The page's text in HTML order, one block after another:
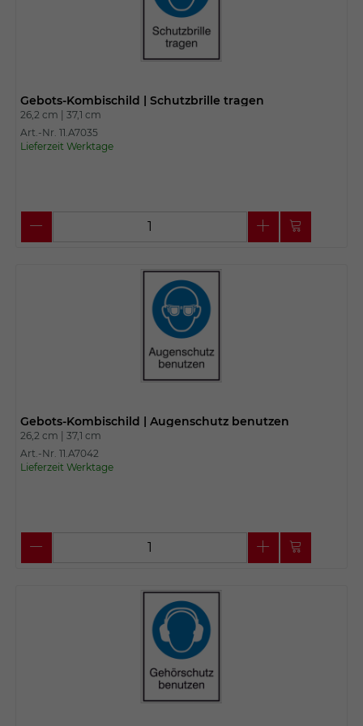
Gebots-Kombischild | Schutzbrille tragen
26,2 cm | 37,1 cm
Art.-Nr. 11.A7035
Lieferzeit Werktage
Gebots-Kombischild | Augenschutz benutzen
26,2 cm | 37,1 cm
Art.-Nr. 11.A7042
Lieferzeit Werktage